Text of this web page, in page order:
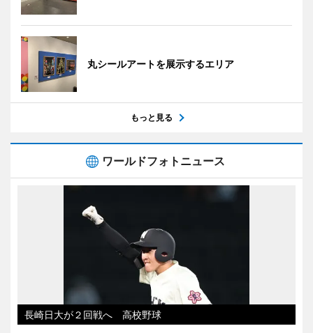
丸シールアートを展示するエリア
もっと見る
ワールドフォトニュース
長崎日大が２回戦へ 高校野球